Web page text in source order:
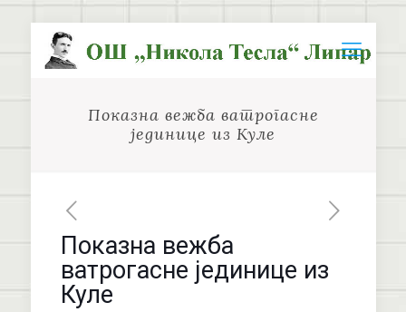
Показна вежба ватрогасне
јединице из Куле
Показна вежба
ватрогасне јединице из
Куле